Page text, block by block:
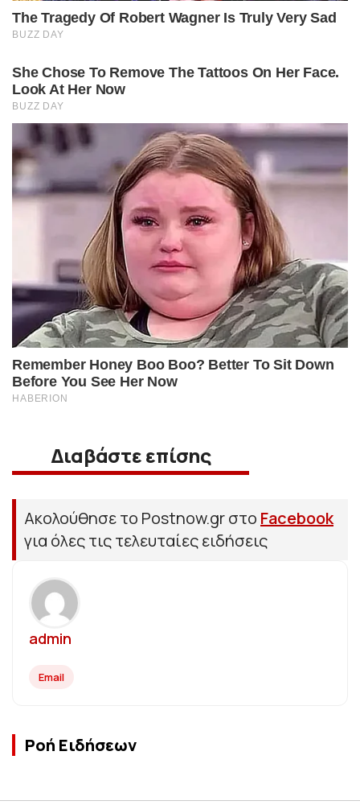
Διαβάστε επίσης
Ακολούθησε το Postnow.gr στο Facebook
για όλες τις τελευταίες ειδήσεις
admin
Email
Ροή Ειδήσεων